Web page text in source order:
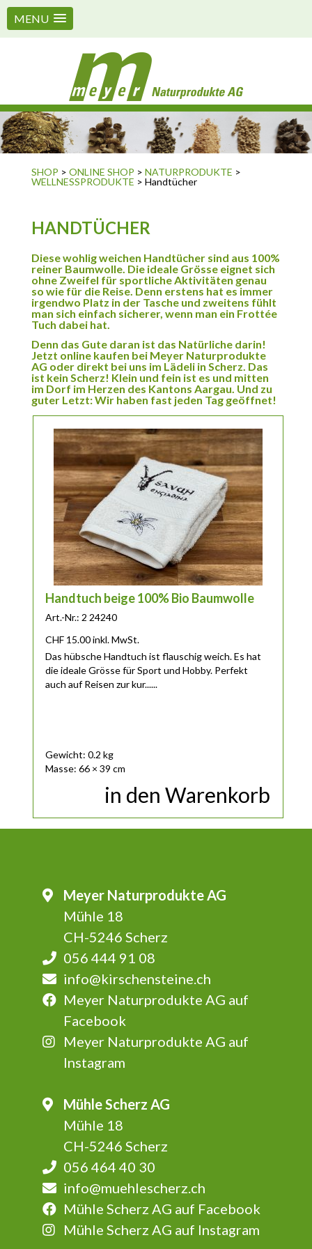
MENU
SHOP > ONLINE SHOP > NATURPRODUKTE >
WELLNESSPRODUKTE > Handtücher
HANDTÜCHER
Diese wohlig weichen Handtücher sind aus 100%
reiner Baumwolle. Die ideale Grösse eignet sich
ohne Zweifel für sportliche Aktivitäten genau
so wie für die Reise. Denn erstens hat es immer
irgendwo Platz in der Tasche und zweitens fühlt
man sich einfach sicherer, wenn man ein Frottée
Tuch dabei hat.
Denn das Gute daran ist das Natürliche darin!
Jetzt online kaufen bei Meyer Naturprodukte
AG oder direkt bei uns im Lädeli in Scherz. Das
ist kein Scherz! Klein und fein ist es und mitten
im Dorf im Herzen des Kantons Aargau. Und zu
guter Letzt: Wir haben fast jeden Tag geöffnet!
Handtuch beige 100% Bio Baumwolle
Art.-Nr.: 2 24240
CHF 15.00 inkl. MwSt.
Das hübsche Handtuch ist flauschig weich. Es hat
die ideale Grösse für Sport und Hobby. Perfekt
auch auf Reisen zur kur......
Gewicht: 0.2 kg
Masse: 66 × 39 cm
in den Warenkorb
Meyer Naturprodukte AG
Mühle 18
CH-5246 Scherz
056 444 91 08
info@kirschensteine.ch
Meyer Naturprodukte AG auf
Facebook
Meyer Naturprodukte AG auf
Instagram
Mühle Scherz AG
Mühle 18
CH-5246 Scherz
056 464 40 30
info@muehlescherz.ch
Mühle Scherz AG auf Facebook
Mühle Scherz AG auf Instagram